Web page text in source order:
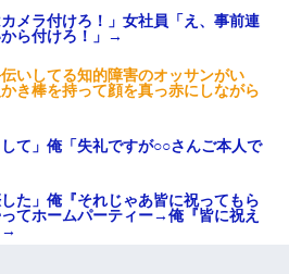
メラ付けろ！」女社員「え、事前連
ら付けろ！」→
いしてる知的障害のオッサンがい
き棒を持って顔を真っ赤にしながら
て」俺「失礼ですが○○さんご本人で
た」俺『それじゃあ皆に祝ってもら
てホームパーティー→俺『皆に祝え
→